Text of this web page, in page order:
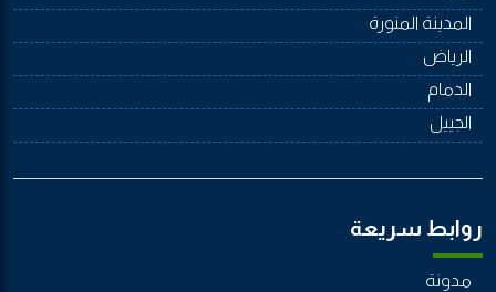
المدينة المنورة
الرياض
الدمام
الجييل
روابط سريعة
مدونة